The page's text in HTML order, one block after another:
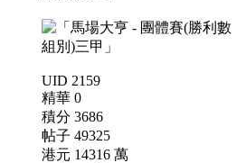
UID 2159
精華 0
積分 3686
帖子 49325
港元 14316 萬